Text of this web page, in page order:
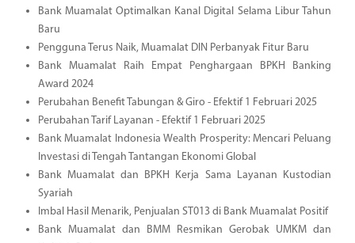
Bank Muamalat Optimalkan Kanal Digital Selama Libur Tahun
Baru
Pengguna Terus Naik, Muamalat DIN Perbanyak Fitur Baru
Bank Muamalat Raih Empat Penghargaan BPKH Banking
Award 2024
Perubahan Benefit Tabungan & Giro - Efektif 1 Februari 2025
Perubahan Tarif Layanan - Efektif 1 Februari 2025
Bank Muamalat Indonesia Wealth Prosperity: Mencari Peluang
Investasi di Tengah Tantangan Ekonomi Global
Bank Muamalat dan BPKH Kerja Sama Layanan Kustodian
Syariah
Imbal Hasil Menarik, Penjualan ST013 di Bank Muamalat Positif
Bank Muamalat dan BMM Resmikan Gerobak UMKM dan